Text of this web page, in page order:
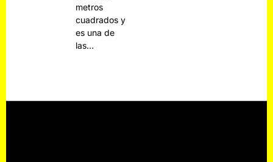
metros
cuadrados y
es una de
las…